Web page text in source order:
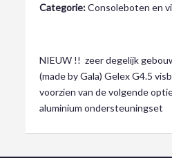
Categorie:Consoleboten en
NIEUW !! zeer degelijk
(made by Gala) Gelex G4.5
voorzien van de volgende
aluminium ondersteuningset